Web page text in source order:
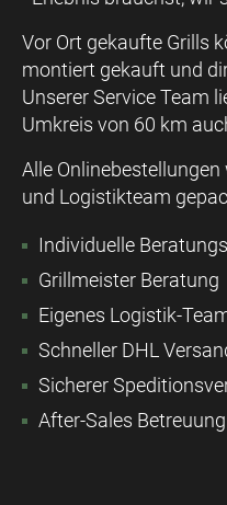
Vor Ort gekaufte Grills
montiert gekauft und
Unserer Service Team
Umkreis von 60 km
Alle
und Logistikteam
Individuelle
Grillmeister Beratung
Eigenes Logistik-
Schneller DHL
Sicherer
After-Sales Betreuung